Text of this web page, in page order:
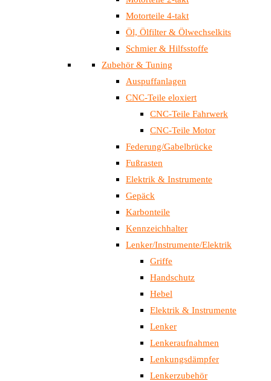
Motorteile 4-takt
Öl, Ölfilter & Ölwechselkits
Schmier & Hilfsstoffe
Zubehör & Tuning
Auspuffanlagen
CNC-Teile eloxiert
CNC-Teile Fahrwerk
CNC-Teile Motor
Federung/Gabelbrücke
Fußrasten
Elektrik & Instrumente
Gepäck
Karbonteile
Kennzeichhalter
Lenker/Instrumente/Elektrik
Griffe
Handschutz
Hebel
Elektrik & Instrumente
Lenker
Lenkeraufnahmen
Lenkungsdämpfer
Lenkerzubehör